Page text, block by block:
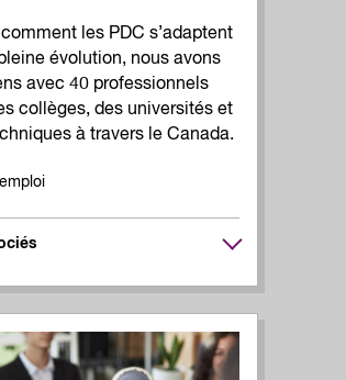
les PDC s’adaptent
évolution, nous avons
avec 40 professionnels
collèges, des universités et
à travers le Canada.